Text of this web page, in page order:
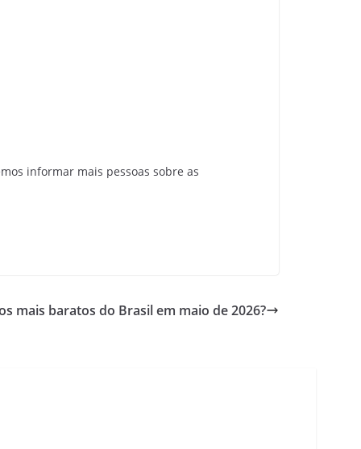
informar mais pessoas sobre as
mais baratos do Brasil em maio de 2026?